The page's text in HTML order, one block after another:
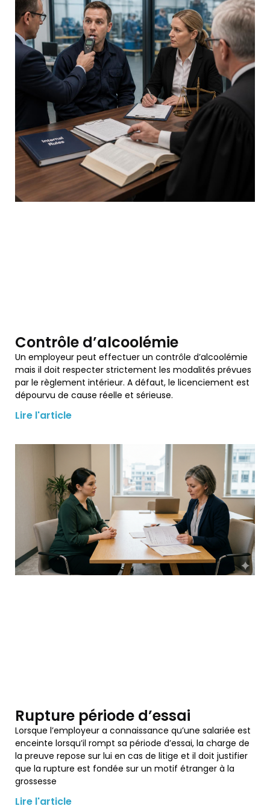
Contrôle d’alcoolémie
Un employeur peut effectuer un contrôle d’alcoolémie
mais il doit respecter strictement les modalités prévues
par le règlement intérieur. A défaut, le licenciement est
dépourvu de cause réelle et sérieuse.
Lire l'article
Rupture période d’essai
Lorsque l’employeur a connaissance qu’une salariée est
enceinte lorsqu’il rompt sa période d’essai, la charge de
la preuve repose sur lui en cas de litige et il doit justifier
que la rupture est fondée sur un motif étranger à la
grossesse
Lire l'article